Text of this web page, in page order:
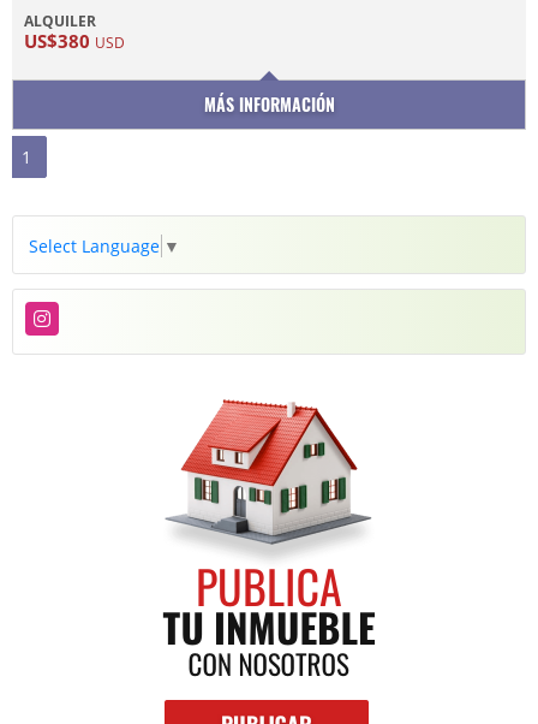
ALQUILER
US$380 USD
MÁS INFORMACIÓN
1
Select Language ▼
Instagram